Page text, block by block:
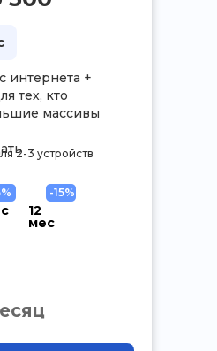
интернета +
тех, кто
массивы
2-3 устройств
12
мес
-15%